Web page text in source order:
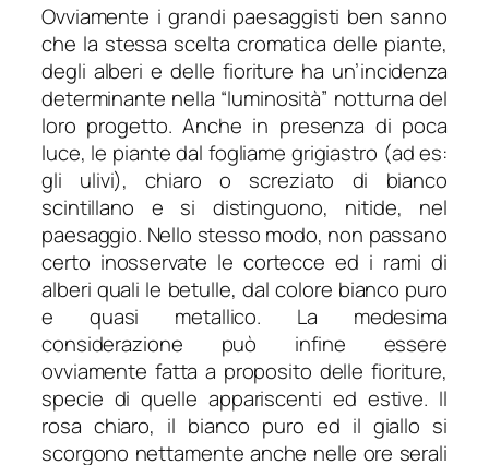
Ovviamente i grandi paesaggisti ben sanno
che la stessa scelta cromatica delle piante,
degli alberi e delle fioriture ha un’incidenza
determinante nella “luminosità” notturna del
loro progetto. Anche in presenza di poca
luce, le piante dal fogliame grigiastro (ad es:
gli ulivi), chiaro o screziato di bianco
scintillano e si distinguono, nitide, nel
paesaggio. Nello stesso modo, non passano
certo inosservate le cortecce ed i rami di
alberi quali le betulle, dal colore bianco puro
e quasi metallico. La medesima
considerazione può infine essere
ovviamente fatta a proposito delle fioriture,
specie di quelle appariscenti ed estive. Il
rosa chiaro, il bianco puro ed il giallo si
scorgono nettamente anche nelle ore serali